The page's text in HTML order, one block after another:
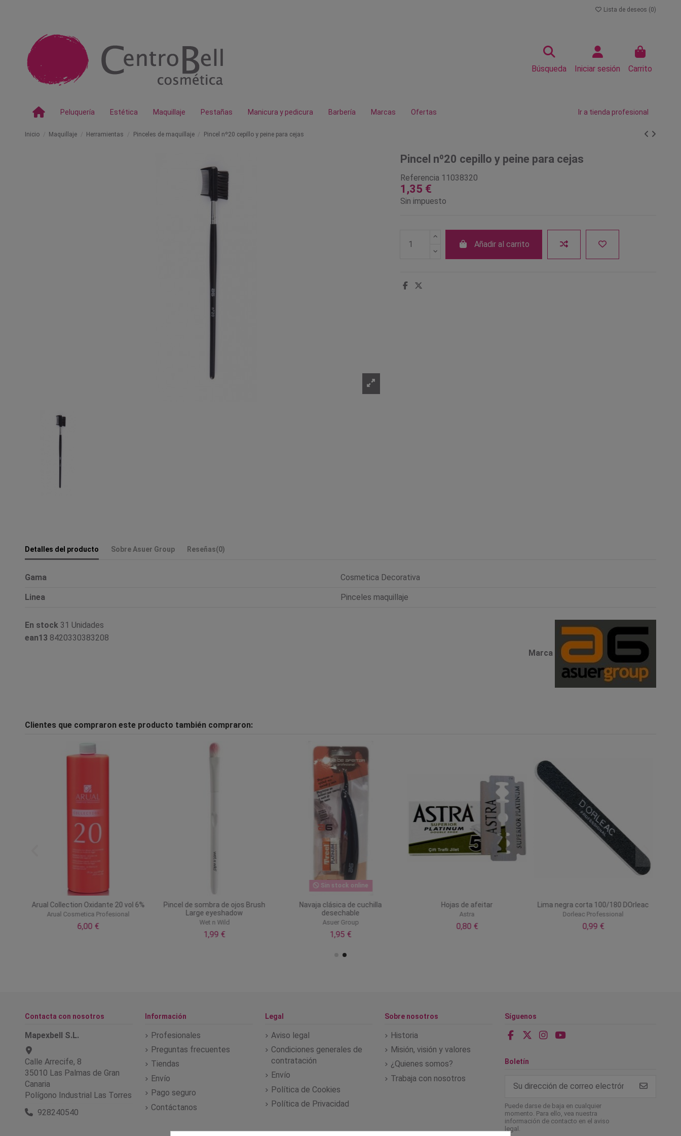
Lista de deseos (0)
Búsqueda Iniciar sesión Carrito
Peluquería Estética Maquillaje Pestañas Manicura y pedicura Barbería Marcas Ofertas Ir a tienda profesional
Inicio Maquillaje Herramientas Pinceles de maquillaje Pincel nº20 cepillo y peine para cejas
Pincel nº20 cepillo y peine para cejas
Referencia 11038320
1,35 €
Sin impuesto
Añadir al carrito
Detalles del producto Sobre Asuer Group Reseñas(0)
Gama Cosmetica Decorativa
Linea Pinceles maquillaje
Marca
En stock 31 Unidades
ean13 8420330383208
Clientes que compraron este producto también compraron:
Arual Collection Oxidante 20 vol 6%
Arual Cosmetica Profesional
6,00 €
Pincel de sombra de ojos Brush
Large eyeshadow
Wet n Wild
1,99 €
Sin stock online
Navaja clásica de cuchilla
desechable
Asuer Group
1,95 €
Hojas de afeitar
Astra
0,80 €
Lima negra corta 100/180 DOrleac
Dorleac Professional
0,99 €
Contacta con nosotros
Mapexbell S.L.
Calle Arrecife, 8
35010 Las Palmas de Gran
Canaria
Polígono Industrial Las Torres
928240540
Información
Profesionales
Preguntas frecuentes
Tiendas
Envío
Pago seguro
Contáctanos
Legal
Aviso legal
Condiciones generales de
contratación
Envío
Política de Cookies
Política de Privacidad
Sobre nosotros
Historia
Misión, visión y valores
¿Quienes somos?
Trabaja con nosotros
Síguenos
Boletín
Puede darse de baja en cualquier
momento. Para ello, vea nuestra
información de contacto en el aviso
legal.